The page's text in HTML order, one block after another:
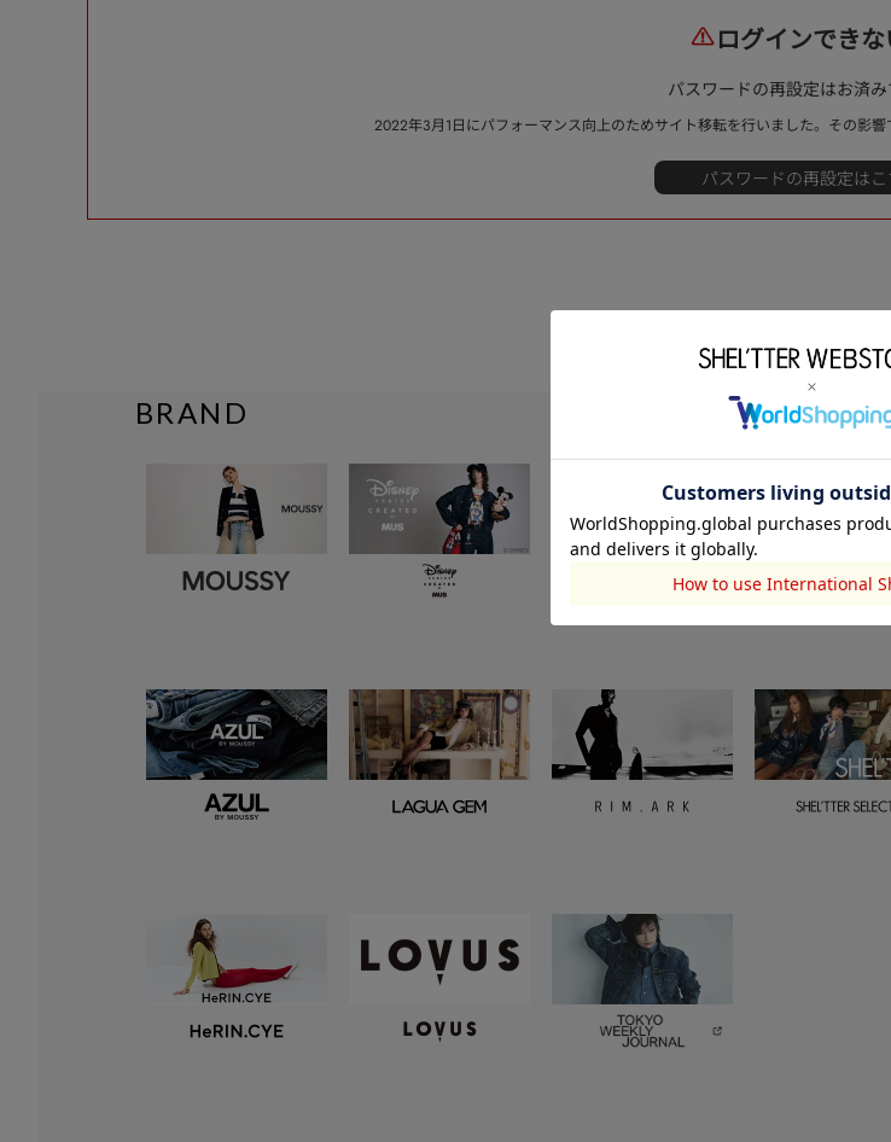
ログインでき
パスワードの再設定はお済み
2022年3月1日にパフォーマンス向上のためサイト移転を行いました。その影
BRAND